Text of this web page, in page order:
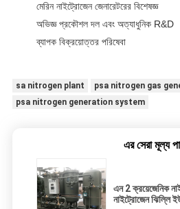
মেরিন নাইট্রোজেন জেনারেটরের বিশেষজ্ঞ
অভিজ্ঞ প্রকৌশল দল এবং অত্যাধুনিক R&D
ব্যাপক বিক্রয়োত্তর পরিষেবা
sa nitrogen plant
psa nitrogen gas
psa nitrogen generation system
এর সেরা মূল্য
এন 2 ক্রয়েজেনিক
নাইট্রোজেন ঝিল্লি